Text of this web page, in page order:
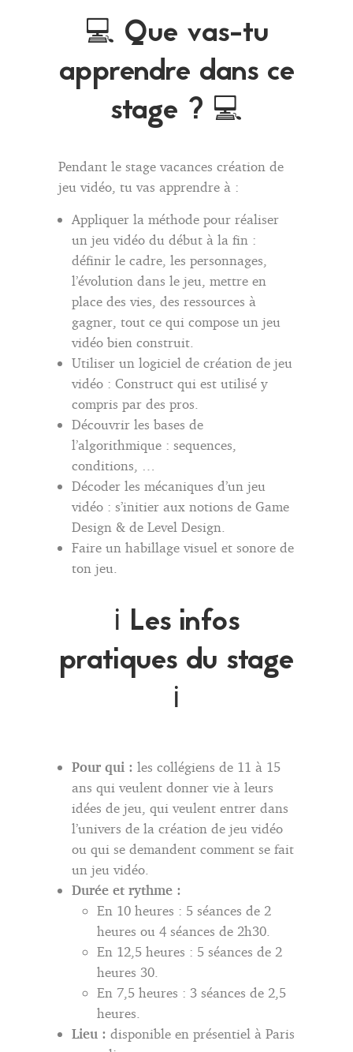
💻 Que vas-tu
apprendre dans ce
stage ? 💻
Pendant le stage vacances création de
jeu vidéo, tu vas apprendre à :
Appliquer la méthode pour réaliser
un jeu vidéo du début à la fin :
définir le cadre, les personnages,
l’évolution dans le jeu, mettre en
place des vies, des ressources à
gagner, tout ce qui compose un jeu
vidéo bien construit.
Utiliser un logiciel de création de jeu
vidéo : Construct qui est utilisé y
compris par des pros.
Découvrir les bases de
l’algorithmique : sequences,
conditions, …
Décoder les mécaniques d’un jeu
vidéo : s’initier aux notions de Game
Design & de Level Design.
Faire un habillage visuel et sonore de
ton jeu.
ℹ️ Les infos
pratiques du stage
ℹ️
Pour qui : les collégiens de 11 à 15
ans qui veulent donner vie à leurs
idées de jeu, qui veulent entrer dans
l’univers de la création de jeu vidéo
ou qui se demandent comment se fait
un jeu vidéo.
Durée et rythme :
En 10 heures : 5 séances de 2
heures ou 4 séances de 2h30.
En 12,5 heures : 5 séances de 2
heures 30.
En 7,5 heures : 3 séances de 2,5
heures.
Lieu : disponible en présentiel à Paris